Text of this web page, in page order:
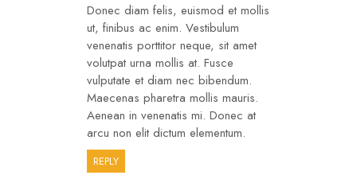
Donec diam felis, euismod et mollis
ut, finibus ac enim. Vestibulum
venenatis porttitor neque, sit amet
volutpat urna mollis at. Fusce
vulputate et diam nec bibendum.
Maecenas pharetra mollis mauris.
Aenean in venenatis mi. Donec at
arcu non elit dictum elementum.
REPLY